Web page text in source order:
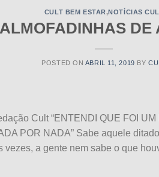
CULT BEM ESTAR,NOTÍCIAS
ALMOFADINHAS DE
POSTED ON ABRIL 11, 2019 BY
Cult “ENTENDI QUE FOI
POR NADA” Sabe aquele
vezes, a gente nem sabe o que